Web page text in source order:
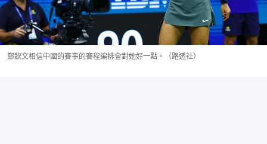
鄭欽文相信中國的賽事的賽程編排會對她好一點。（路透社）